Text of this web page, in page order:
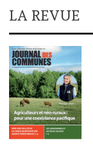
LA REVUE